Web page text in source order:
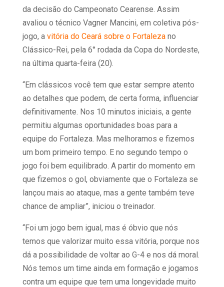
da decisão do Campeonato Cearense. Assim
avaliou o técnico Vagner Mancini, em coletiva pós-
jogo, a vitória do Ceará sobre o Fortalezano
Clássico-Rei, pela 6° rodada da Copa do Nordeste,
na última quarta-feira (20).
“Em clássicos você tem que estar sempre atento
ao detalhes que podem, de certa forma, influenciar
definitivamente. Nos 10 minutos iniciais, a gente
permitiu algumas oportunidades boas para a
equipe do Fortaleza. Mas melhoramos e fizemos
um bom primeiro tempo. E no segundo tempo o
jogo foi bem equilibrado. A partir do momento em
que fizemos o gol, obviamente que o Fortaleza se
lançou mais ao ataque, mas a gente também teve
chance de ampliar”, iniciou o treinador.
“Foi um jogo bem igual, mas é óbvio que nós
temos que valorizar muito essa vitória, porque nos
dá a possibilidade de voltar ao G-4 e nos dá moral.
Nós temos um time ainda em formação e jogamos
contra um equipe que tem uma longevidade muito